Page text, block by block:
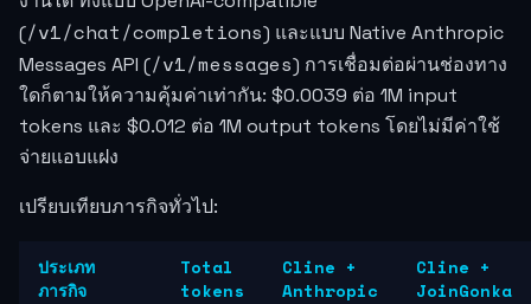
(/v1/chat/completions) และแบบ Native Anthropic
Messages API (/v1/messages) การเชื่อมต่อผ่านช่องทาง
ใดก็ตามให้ความคุ้มค่าเท่ากัน: $0.0039 ต่อ 1M input
tokens และ $0.012 ต่อ 1M output tokens โดยไม่มีค่าใช้
จ่ายแอบแฝง
เปรียบเทียบภารกิจทั่วไป:
ประเภท
ภารกิจ
Total
tokens
Cline +
Anthropic
Cline +
JoinGonka